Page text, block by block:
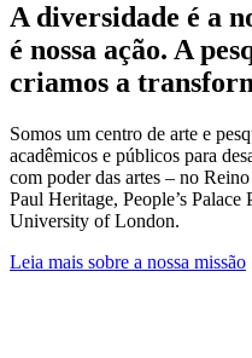
A diversidade é a
é nossa ação. A
criamos a
Somos um centro de arte e
acadêmicos e públicos para
com poder das artes – no
Paul Heritage, People’s
University of London.
Leia mais sobre a nossa missão